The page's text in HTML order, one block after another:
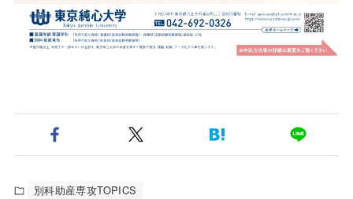
別科助産専攻TOPICS